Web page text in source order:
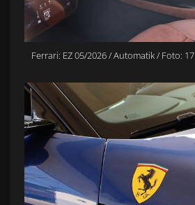
Ferrari: EZ 05/2026 / Automatik / Foto: 17